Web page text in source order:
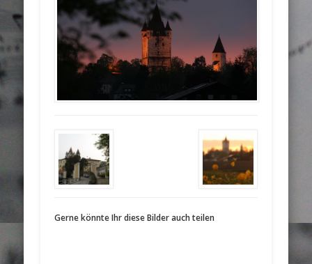
Gerne könnte Ihr diese Bilder auch teilen